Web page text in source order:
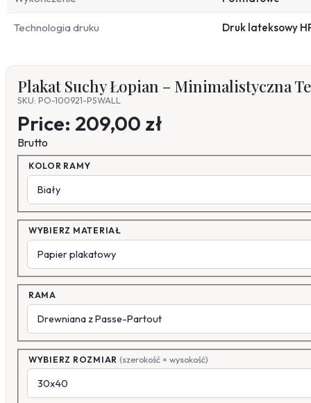
Technologia druku Druk lateksowy
Plakat Suchy Łopian – Minimalistyczna
SKU: PO-100921-PSWALL
Price: 209,00 zł
Brutto
KOLOR RAMY
WYBIERZ MATERIAŁ
RAMA
WYBIERZ ROZMIAR (szerokość × wysokość)